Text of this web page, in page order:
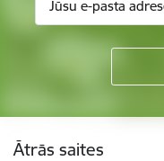
Ātrās saites